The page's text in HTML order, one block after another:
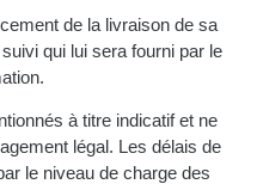
de la livraison de sa
qui lui sera fourni par le
à titre indicatif et ne
légal. Les délais de
le niveau de charge des